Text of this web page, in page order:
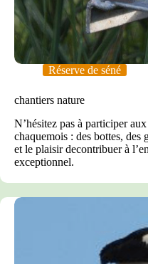
Réserve de séné
chantiers nature
N’hésitez pas à participer
chaquemois : des bottes, des
et le plaisir decontribuer à
exceptionnel.